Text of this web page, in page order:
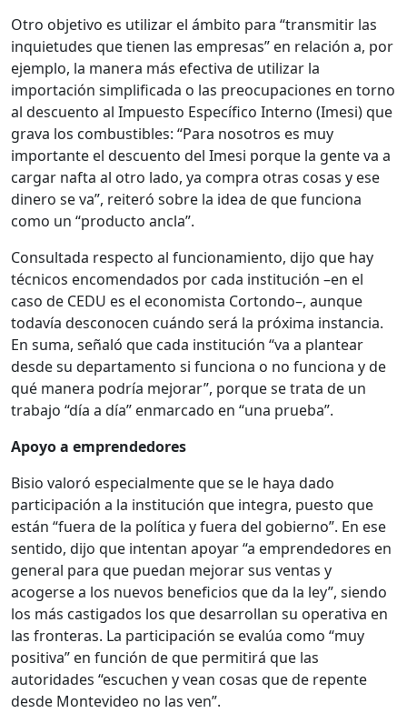
Otro objetivo es utilizar el ámbito para “transmitir las
inquietudes que tienen las empresas” en relación a, por
ejemplo, la manera más efectiva de utilizar la
importación simplificada o las preocupaciones en torno
al descuento al Impuesto Específico Interno (Imesi) que
grava los combustibles: “Para nosotros es muy
importante el descuento del Imesi porque la gente va a
cargar nafta al otro lado, ya compra otras cosas y ese
dinero se va”, reiteró sobre la idea de que funciona
como un “producto ancla”.
Consultada respecto al funcionamiento, dijo que hay
técnicos encomendados por cada institución –en el
caso de CEDU es el economista Cortondo–, aunque
todavía desconocen cuándo será la próxima instancia.
En suma, señaló que cada institución “va a plantear
desde su departamento si funciona o no funciona y de
qué manera podría mejorar”, porque se trata de un
trabajo “día a día” enmarcado en “una prueba”.
Apoyo a emprendedores
Bisio valoró especialmente que se le haya dado
participación a la institución que integra, puesto que
están “fuera de la política y fuera del gobierno”. En ese
sentido, dijo que intentan apoyar “a emprendedores en
general para que puedan mejorar sus ventas y
acogerse a los nuevos beneficios que da la ley”, siendo
los más castigados los que desarrollan su operativa en
las fronteras. La participación se evalúa como “muy
positiva” en función de que permitirá que las
autoridades “escuchen y vean cosas que de repente
desde Montevideo no las ven”.